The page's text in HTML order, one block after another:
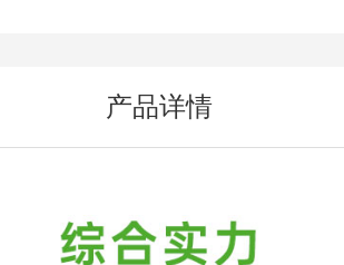
产品详情